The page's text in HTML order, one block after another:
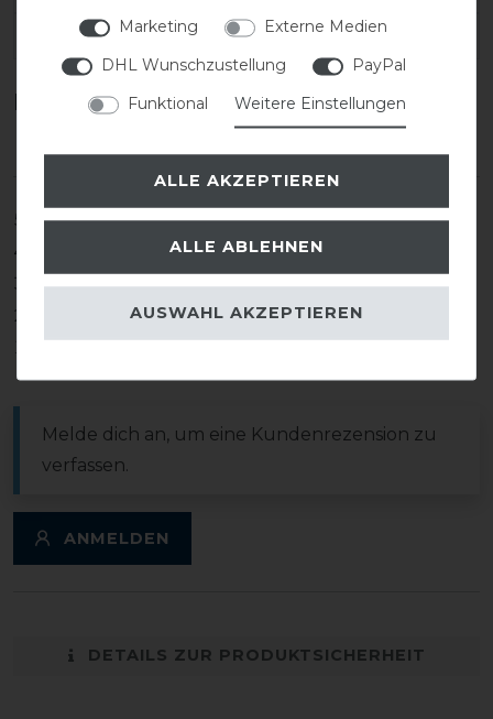
Kundenrezensionen (0)
5
0
4
0
3
0
2
0
1
Melde dich an, um eine Kundenrezension zu
verfassen.
ANMELDEN
DETAILS ZUR PRODUKTSICHERHEIT
Marketing
Externe Medien
DHL Wunschzustellung
PayPal
Funktional
Weitere Einstellungen
ALLE AKZEPTIEREN
ALLE ABLEHNEN
AUSWAHL AKZEPTIEREN